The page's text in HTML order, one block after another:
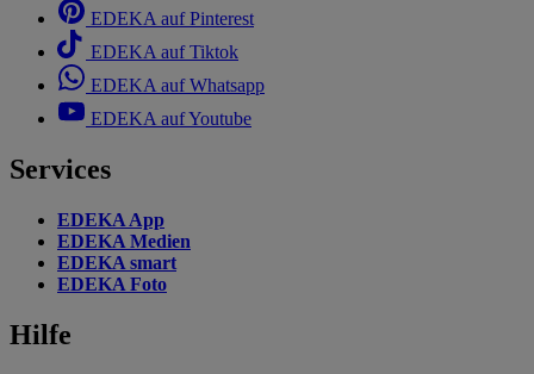
EDEKA auf Pinterest
EDEKA auf Tiktok
EDEKA auf Whatsapp
EDEKA auf Youtube
Services
EDEKA App
EDEKA Medien
EDEKA smart
EDEKA Foto
Hilfe